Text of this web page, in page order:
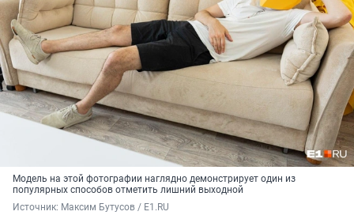
Модель на этой фотографии наглядно демонстрирует один из
популярных способов отметить лишний выходной
Источник: Максим Бутусов / E1.RU